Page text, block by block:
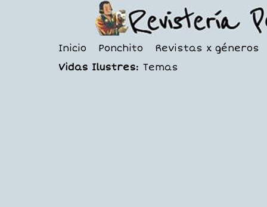
Inicio Ponchito
Revistas x géneros
Vidas Ilustres: Temas